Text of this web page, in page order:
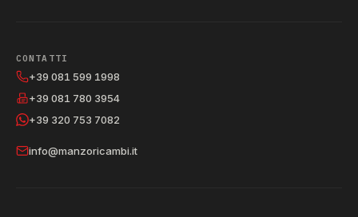
CONTATTI
+39 081 599 1998
+39 081 780 3954
+39 320 753 7082
info@manzoricambi.it